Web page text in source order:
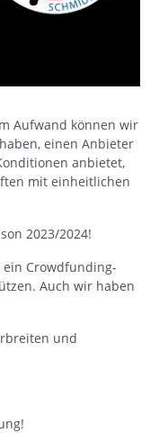
Aufwand können wir
einen Anbieter
anbietet,
mit einheitlichen
2023/2024!
ein Crowdfunding-
Auch wir haben
und